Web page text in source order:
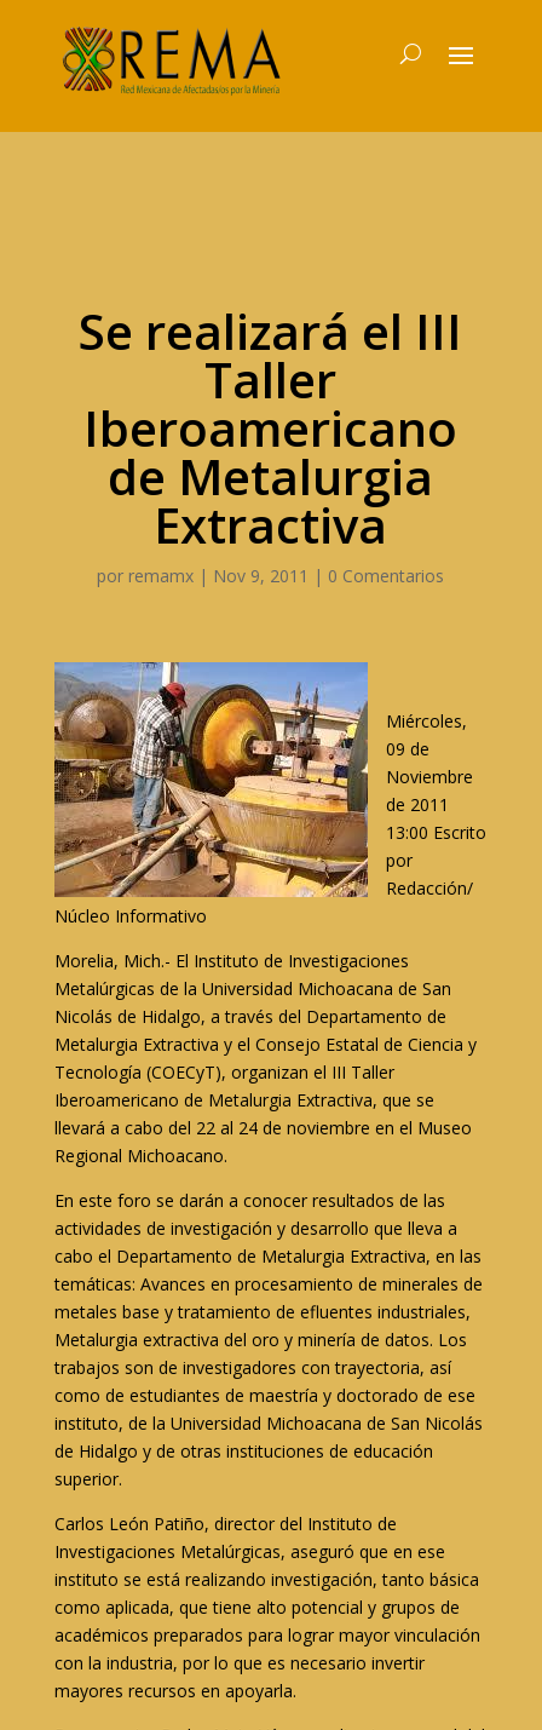
Se realizará el III
Taller
Iberoamericano
de Metalurgia
Extractiva
por remamx | Nov 9, 2011 | 0 Comentarios
Miércoles,
09 de
Noviembre
de 2011
13:00 Escrito
por
Redacción/
Núcleo Informativo
Morelia, Mich.- El Instituto de Investigaciones
Metalúrgicas de la Universidad Michoacana de San
Nicolás de Hidalgo, a través del Departamento de
Metalurgia Extractiva y el Consejo Estatal de Ciencia y
Tecnología (COECyT), organizan el III Taller
Iberoamericano de Metalurgia Extractiva, que se
llevará a cabo del 22 al 24 de noviembre en el Museo
Regional Michoacano.
En este foro se darán a conocer resultados de las
actividades de investigación y desarrollo que lleva a
cabo el Departamento de Metalurgia Extractiva, en las
temáticas: Avances en procesamiento de minerales de
metales base y tratamiento de efluentes industriales,
Metalurgia extractiva del oro y minería de datos. Los
trabajos son de investigadores con trayectoria, así
como de estudiantes de maestría y doctorado de ese
instituto, de la Universidad Michoacana de San Nicolás
de Hidalgo y de otras instituciones de educación
superior.
Carlos León Patiño, director del Instituto de
Investigaciones Metalúrgicas, aseguró que en ese
instituto se está realizando investigación, tanto básica
como aplicada, que tiene alto potencial y grupos de
académicos preparados para lograr mayor vinculación
con la industria, por lo que es necesario invertir
mayores recursos en apoyarla.